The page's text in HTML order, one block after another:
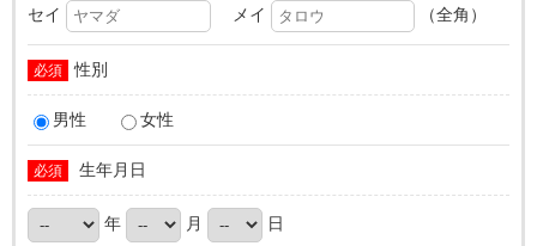
セイ メイ （全角）
必須 性別
男性 女性
必須 生年月日
年 月 日